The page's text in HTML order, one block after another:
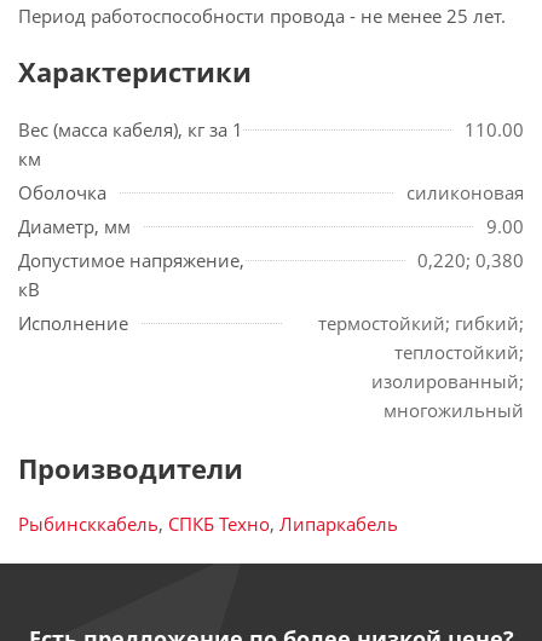
Период работоспособности провода - не менее 25 лет.
Характеристики
Вес (масса кабеля), кг за 1
км
110.00
Оболочка
силиконовая
Диаметр, мм
9.00
Допустимое напряжение,
кВ
0,220; 0,380
Исполнение
термостойкий; гибкий;
теплостойкий;
изолированный;
многожильный
Производители
Рыбинсккабель, СПКБ Техно, Липаркабель